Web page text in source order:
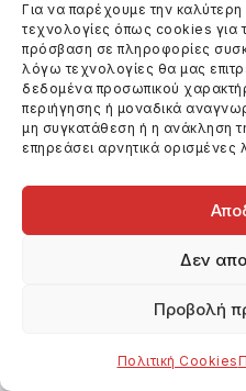
Για να παρέχουμε την καλύτερη
τεχνολογίες όπως cookies για
πρόσβαση σε πληροφορίες
λόγω τεχνολογίες θα μας
δεδομένα προσωπικού
περιήγησης ή μοναδικά
μη συγκατάθεση ή η ανάκληση
επηρεάσει αρνητικά ορισμένες
Δεν
Προβολή
Πολιτική Cookies
ΑΙΘΟΥΣΕΣ
Uncategorized
33
Θέατρο
Κινηματογράφος